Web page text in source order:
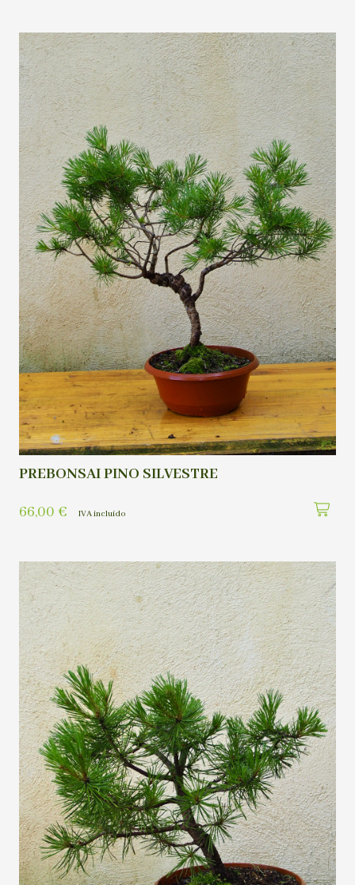
PREBONSAI PINO SILVESTRE
66,00 € IVA incluído